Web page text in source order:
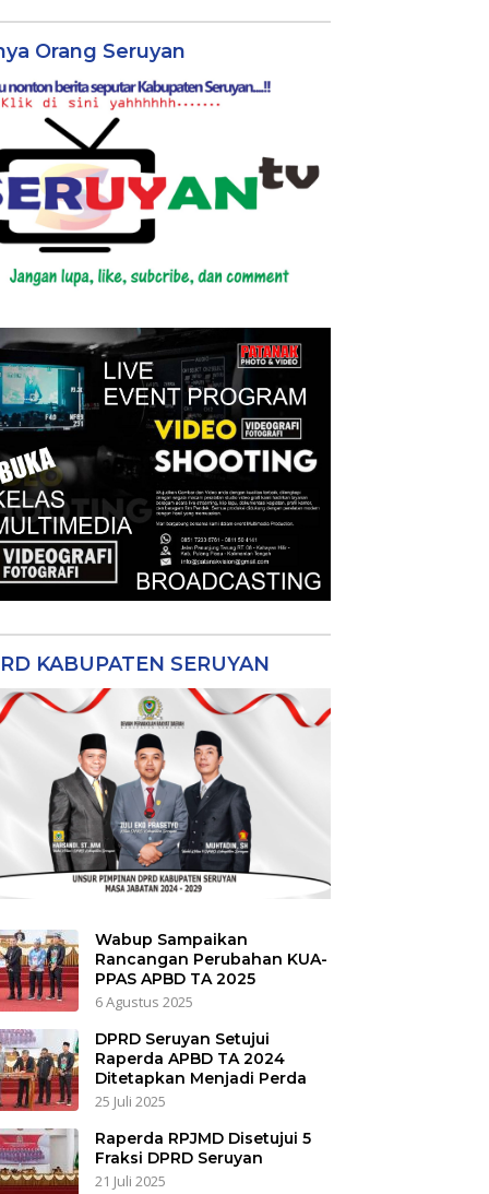
Orang Seruyan
KABUPATEN SERUYAN
Wabup Sampaikan
Rancangan Perubahan KUA-
PPAS APBD TA 2025
6 Agustus 2025
DPRD Seruyan Setujui
Raperda APBD TA 2024
Ditetapkan Menjadi Perda
25 Juli 2025
Raperda RPJMD Disetujui 5
Fraksi DPRD Seruyan
21 Juli 2025